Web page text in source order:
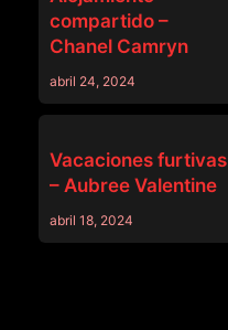
compartido –
Chanel Camryn
abril 24, 2024
Vacaciones furtivas
– Aubree Valentine
abril 18, 2024